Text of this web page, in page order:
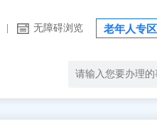
无障碍浏览 老年人专区